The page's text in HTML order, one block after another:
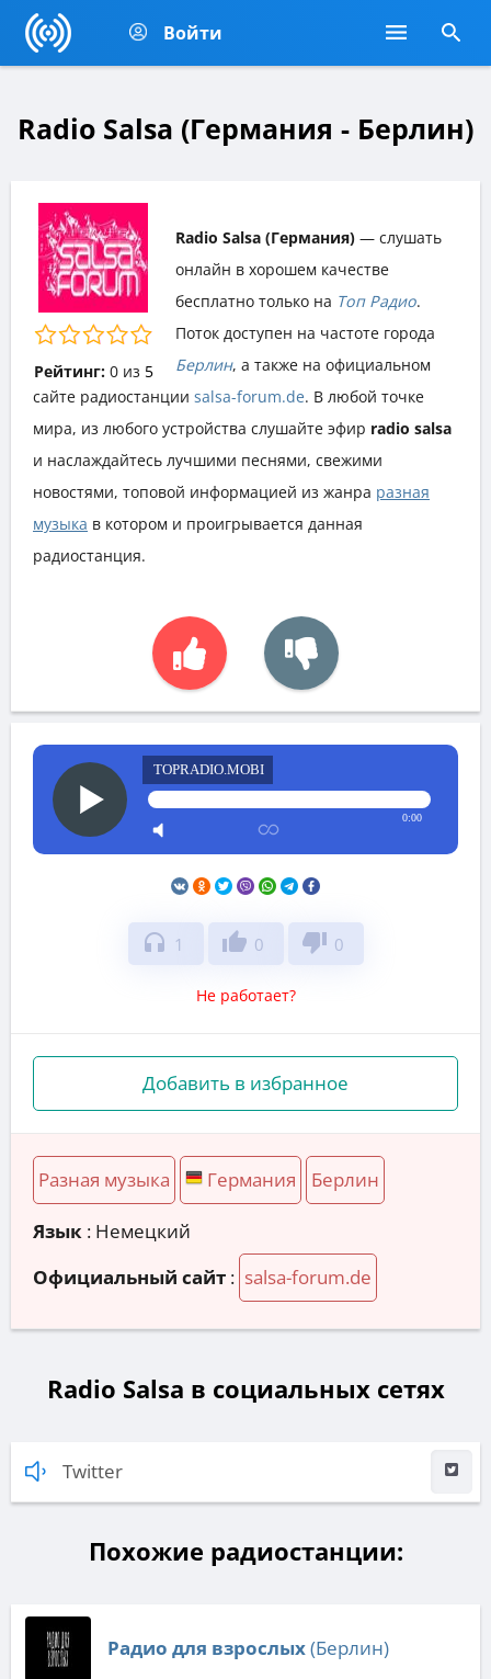
Войти
Radio Salsa (Германия - Берлин)
Рейтинг: 0из 5
Radio Salsa (Германия) — слушать
онлайн в хорошем качестве
бесплатно только на Топ Радио.
Поток доступен на частоте города
Берлин, а также на официальном
сайте радиостанции salsa-forum.de. В любой точке
мира, из любого устройства слушайте эфир radio salsa
и наслаждайтесь лучшими песнями, свежими
новостями, топовой информацией из жанра разная
музыка в котором и проигрывается данная
радиостанция.
TOPRADIO.MOBI
0:00
headphones 1 thumb_up 0 thumb_down 0
Не работает?
Добавить в избранное
Разная музыка Германия Берлин
Язык : Немецкий
Официальный сайт : salsa-forum.de
Radio Salsa в социальных сетях
Twitter
Похожие радиостанции:
Радио для взрослых(Берлин)